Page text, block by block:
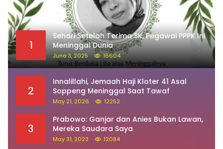
1
Sehari Setelah Terima SK, Pegawai PPPK Ini
Meninggal Dunia
June 3, 2025 16604
2
Innalillahi, Jemaah Haji Kloter 41 Asal
Soppeng Meninggal Saat Tawaf
May 21, 2026 12252
3
Prabowo: Ganjar dan Anies Bukan Lawan,
Mereka Saudara Saya
May 31, 2023 12084